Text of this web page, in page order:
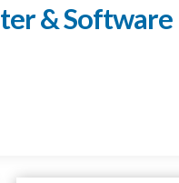
& Software